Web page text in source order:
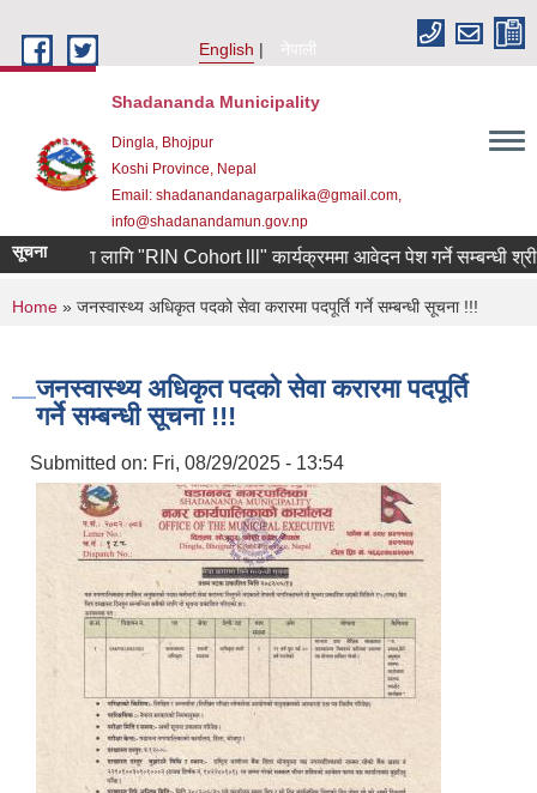
English
नेपाली
Shadananda Municipality
Dingla, Bhojpur
Koshi Province, Nepal
Email: shadanandanagarpalika@gmail.com,
info@shadanandamun.gov.np
सूचना लागि "RIN Cohort lll" कार्यक्रममा आवेदन पेश गर्ने सम्बन्धी श्री
You are here
Home » जनस्वास्थ्य अधिकृत पदको सेवा करारमा पदपूर्ति गर्ने सम्बन्धी सूचना !!!
जनस्वास्थ्य अधिकृत पदको सेवा करारमा पदपूर्ति
गर्ने सम्बन्धी सूचना !!!
Submitted on: Fri, 08/29/2025 - 13:54